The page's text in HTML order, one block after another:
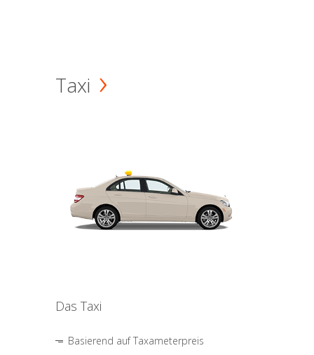
Taxi
Das Taxi
Basierend auf Taxameterpreis